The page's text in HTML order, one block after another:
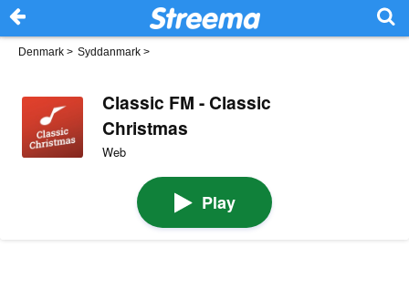
Denmark > Syddanmark >
Classic FM - Classic
Christmas
Web
Play